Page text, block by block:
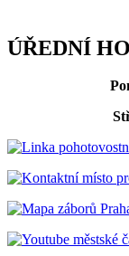
ÚŘEDNÍ